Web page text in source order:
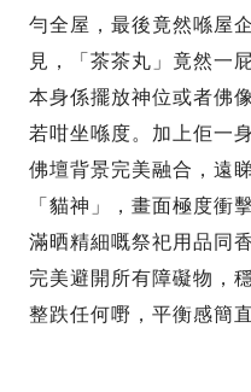
勻全屋，最後竟然喺屋
見，「茶茶丸」竟然一
本身係擺放神位或者佛
若咁坐喺度。加上佢一
佛壇背景完美融合，遠
「貓神」，畫面極度衝
滿晒精細嘅祭祀用品同
完美避開所有障礙物，
整跌任何嘢，平衡感簡